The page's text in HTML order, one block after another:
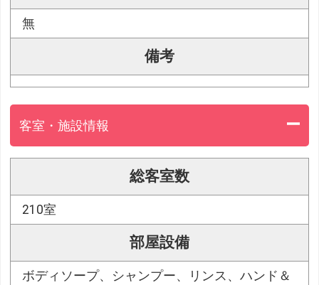
無
備考
客室・施設情報
総客室数
210室
部屋設備
ボディソープ、シャンプー、リンス、ハンド＆